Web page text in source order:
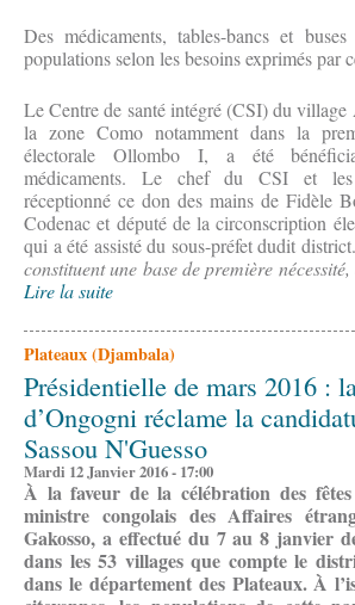
Des médicaments, tables-bancs et
populations selon les besoins exprimés par
Le Centre de santé intégré (CSI) du village
la zone Como notamment dans la
électorale Ollombo I, a été
médicaments. Le chef du CSI et les
réceptionné ce don des mains de Fidèle
Codenac et député de la circonscription
qui a été assisté du sous-préfet dudit district.
constituent une base de première
Lire la suite
Plateaux (Djambala)
Présidentielle de mars 2016 :
d’Ongogni réclame la
Sassou N'Guesso
Mardi 12 Janvier 2016 - 17:00
À la faveur de la célébration des
ministre congolais des Affaires
Gakosso, a effectué du 7 au 8 janvier
dans les 53 villages que compte le
dans le département des Plateaux. À